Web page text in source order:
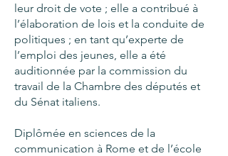
leur droit de vote ; elle a contribué à
l’élaboration de lois et la conduite de
politiques ; en tant qu’experte de
l’emploi des jeunes, elle a été
auditionnée par la commission du
travail de la Chambre des députés et
du Sénat italiens.
Diplômée en sciences de la
communication à Rome et de l’école